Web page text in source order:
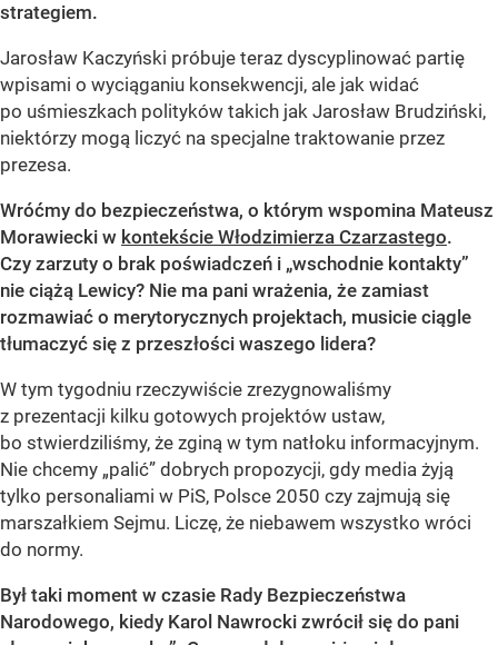
strategiem.
Jarosław Kaczyński próbuje teraz dyscyplinować partię
wpisami o wyciąganiu konsekwencji, ale jak widać
po uśmieszkach polityków takich jak Jarosław Brudziński,
niektórzy mogą liczyć na specjalne traktowanie przez
prezesa.
Wróćmy do bezpieczeństwa, o którym wspomina Mateusz
Morawiecki w kontekście Włodzimierza Czarzastego.
Czy zarzuty o brak poświadczeń i „wschodnie kontakty”
nie ciążą Lewicy? Nie ma pani wrażenia, że zamiast
rozmawiać o merytorycznych projektach, musicie ciągle
tłumaczyć się z przeszłości waszego lidera?
W tym tygodniu rzeczywiście zrezygnowaliśmy
z prezentacji kilku gotowych projektów ustaw,
bo stwierdziliśmy, że zginą w tym natłoku informacyjnym.
Nie chcemy „palić” dobrych propozycji, gdy media żyją
tylko personaliami w PiS, Polsce 2050 czy zajmują się
marszałkiem Sejmu. Liczę, że niebawem wszystko wróci
do normy.
Był taki moment w czasie Rady Bezpieczeństwa
Narodowego, kiedy Karol Nawrocki zwrócił się do pani